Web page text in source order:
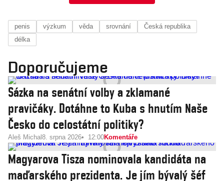
penis výzkum věda srovnání
Česká republika
délka
Doporučujeme
Sázka na senátní volby a zklamané
pravičáky. Dotáhne to Kuba s hnutím Naše
Česko do celostátní politiky?
Aleš Michal 8. srpna 2026 12:00Komentáře
Magyarova Tisza nominovala kandidáta na
maďarského prezidenta. Je jím bývalý šéf